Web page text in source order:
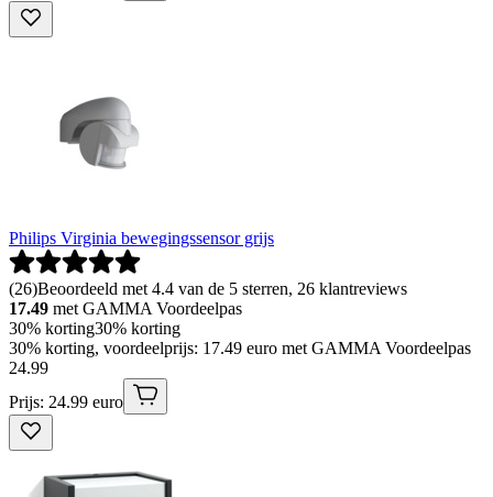
Philips Virginia bewegingssensor grijs
(26)Beoordeeld met 4.4 van de 5 sterren, 26 klantreviews
17.49 met GAMMA Voordeelpas
30% korting30% korting
30% korting, voordeelprijs: 17.49 euro met GAMMA Voordeelpas
24.99
Prijs: 24.99 euro